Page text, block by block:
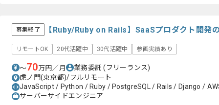
募集終了 【Ruby/Ruby on Rails】SaaSプロダクト開発
リモートOK 20代活躍中 30代活躍中 参画実績あり
〜70万円／月 業務委託(フリーランス)
虎ノ門(東京都)/フルリモート
JavaScript / Python / Ruby / PostgreSQL / Rails / Django /
サーバーサイドエンジニア